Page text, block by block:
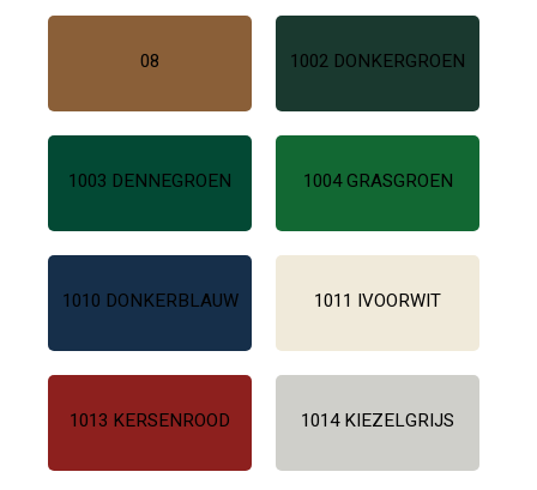
08 1002 DONKERGROEN
1003 DENNEGROEN 1004 GRASGROEN
1010 DONKERBLAUW 1011 IVOORWIT
1013 KERSENROOD 1014 KIEZELGRIJS